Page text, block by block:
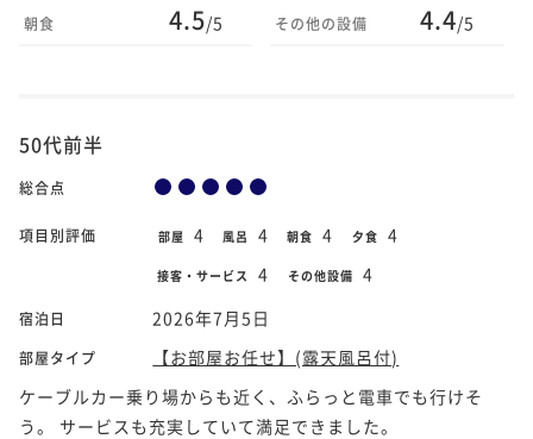
朝食 4.5/5 その他の設備 4.4/5
50代前半
総合点
項目別評価 部屋 4 風呂 4 朝食 4 夕食 4
接客・サービス 4 その他設備 4
宿泊日 2026年7月5日
部屋タイプ
【お部屋お任せ】(露天風呂付)
ケーブルカー乗り場からも近く、ふらっと電車でも行けそ
う。 サービスも充実していて満足できました。